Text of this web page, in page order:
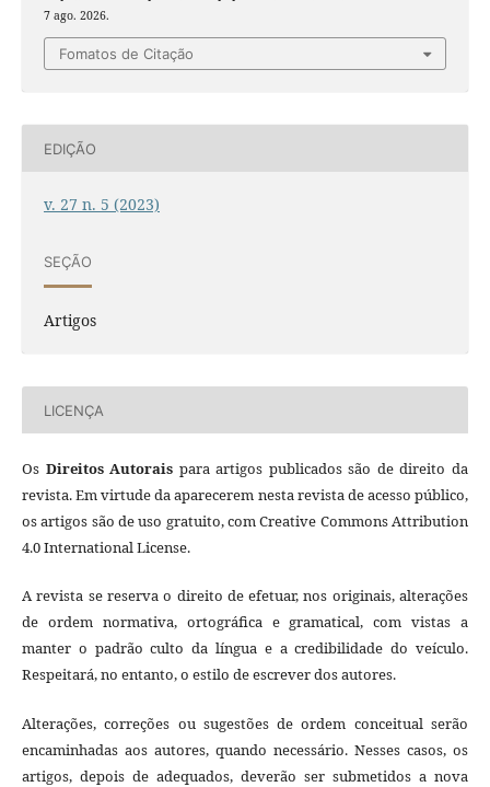
7 ago. 2026.
Fomatos de Citação
EDIÇÃO
v. 27 n. 5 (2023)
SEÇÃO
Artigos
LICENÇA
Os Direitos Autorais para artigos publicados são de direito da
revista. Em virtude da aparecerem nesta revista de acesso público,
os artigos são de uso gratuito, com Creative Commons Attribution
4.0 International License.
A revista se reserva o direito de efetuar, nos originais, alterações
de ordem normativa, ortográfica e gramatical, com vistas a
manter o padrão culto da língua e a credibilidade do veículo.
Respeitará, no entanto, o estilo de escrever dos autores.
Alterações, correções ou sugestões de ordem conceitual serão
encaminhadas aos autores, quando necessário. Nesses casos, os
artigos, depois de adequados, deverão ser submetidos a nova